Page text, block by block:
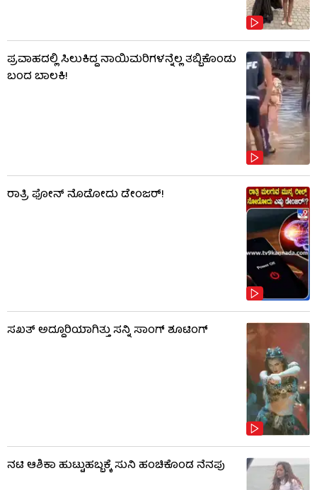
ಪ್ರವಾಹದಲ್ಲಿ ಸಿಲುಕಿದ್ದ ನಾಯಿಮರಿಗಳನ್ನೆಲ್ಲ ತಬ್ಬಿಕೊಂಡು
ಬಂದ ಬಾಲಕಿ!
ರಾತ್ರಿ ಫೋನ್​​ ನೊಡೋದು ಡೇಂಜರ್!
ಸಖತ್ ಅದ್ದೂರಿಯಾಗಿತ್ತು ಸನ್ನಿ ಸಾಂಗ್ ಶೂಟಿಂಗ್
ನಟಿ ಆಶಿಕಾ ಹುಟ್ಟುಹಬ್ಬಕ್ಕೆ ಸುನಿ ಹಂಚಿಕೊಂಡ ನೆನಪು